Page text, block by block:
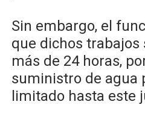
Sin embargo, el
que dichos
más de 24 horas,
suministro de agua
limitado hasta este